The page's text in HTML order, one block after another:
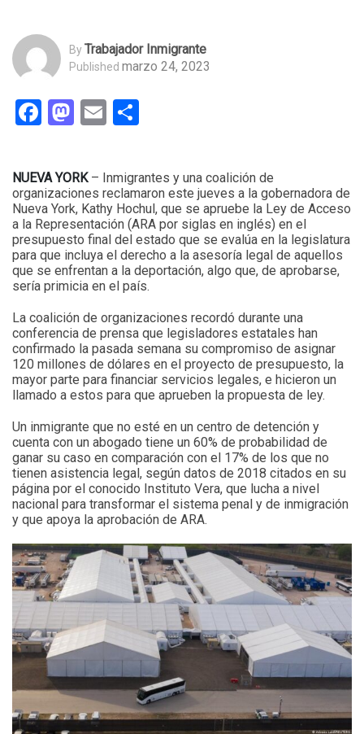
ByTrabajador Inmigrante
Published marzo 24, 2023
Facebook
Mastodon
Email
NUEVA YORK – Inmigrantes y una coalición de
organizaciones reclamaron este jueves a la gobernadora de
Nueva York, Kathy Hochul, que se apruebe la Ley de Acceso
a la Representación (ARA por siglas en inglés) en el
presupuesto final del estado que se evalúa en la legislatura
para que incluya el derecho a la asesoría legal de aquellos
que se enfrentan a la deportación, algo que, de aprobarse,
sería primicia en el país.
La coalición de organizaciones recordó durante una
conferencia de prensa que legisladores estatales han
confirmado la pasada semana su compromiso de asignar
120 millones de dólares en el proyecto de presupuesto, la
mayor parte para financiar servicios legales, e hicieron un
llamado a estos para que aprueben la propuesta de ley.
Un inmigrante que no esté en un centro de detención y
cuenta con un abogado tiene un 60% de probabilidad de
ganar su caso en comparación con el 17% de los que no
tienen asistencia legal, según datos de 2018 citados en su
página por el conocido Instituto Vera, que lucha a nivel
nacional para transformar el sistema penal y de inmigración
y que apoya la aprobación de ARA.